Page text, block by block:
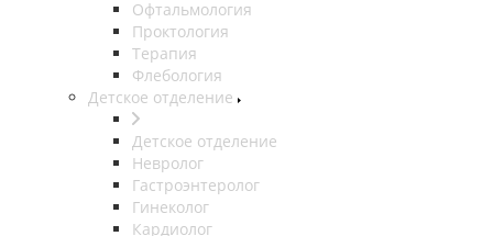
Офтальмология
Проктология
Терапия
Флебология
Детское отделение
Детское отделение
Невролог
Гастроэнтеролог
Гинеколог
Кардиолог